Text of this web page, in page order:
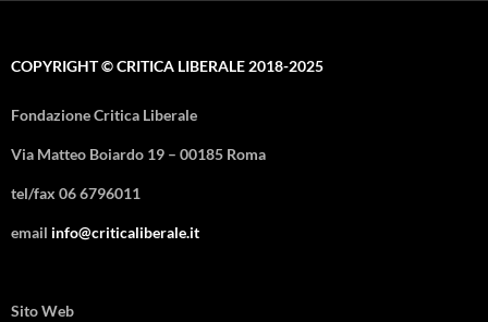
COPYRIGHT © CRITICA LIBERALE 2018-2025
Fondazione Critica Liberale
Via Matteo Boiardo 19 – 00185 Roma
tel/fax 06 6796011
email info@criticaliberale.it
Sito Web